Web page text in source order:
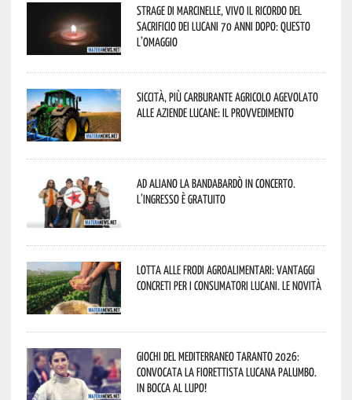
Strage di Marcinelle, vivo il ricordo del
sacrificio dei lucani 70 anni dopo: questo
l’omaggio
Siccità, più carburante agricolo agevolato
alle aziende lucane: il provvedimento
Ad Aliano la Bandabardò in concerto.
L’ingresso è gratuito
Lotta alle frodi agroalimentari: vantaggi
concreti per i consumatori lucani. Le novità
Giochi del Mediterraneo Taranto 2026:
convocata la fiorettista lucana Palumbo.
In bocca al lupo!